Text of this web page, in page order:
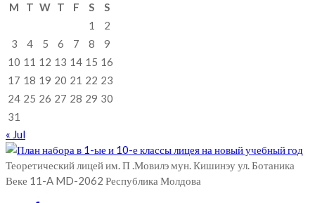
M
T W T F S
S
1
2
3
4 5 6 7 8
9
10 11 12 13 14 15 16
17 18 19 20 21 22 23
24 25 26 27 28 29 30
31
« Jul
Теоретический лицей им. П .Мовилэ мун. Кишинэу ул. Ботаника
Веке 11-A MD-2062 Республика Молдова